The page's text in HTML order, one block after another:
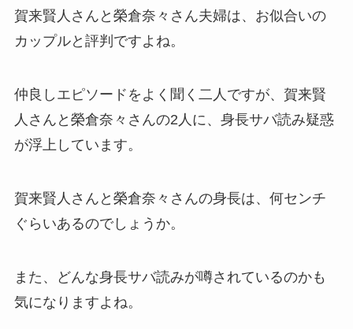
賀来賢人さんと榮倉奈々さん夫婦は、お似合いの
カップルと評判ですよね。
仲良しエピソードをよく聞く二人ですが、賀来賢
人さんと榮倉奈々さんの2人に、身長サバ読み疑惑
が浮上しています。
賀来賢人さんと榮倉奈々さんの身長は、何センチ
ぐらいあるのでしょうか。
また、どんな身長サバ読みが噂されているのかも
気になりますよね。